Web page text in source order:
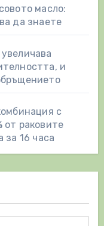
масло:
да знаете
и
с
от раковите
за 16 часа